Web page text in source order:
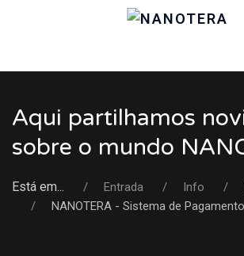
Aqui partilhamos
sobre o mundo
Está em... Entrada Info
NANOTERA - Sistema de